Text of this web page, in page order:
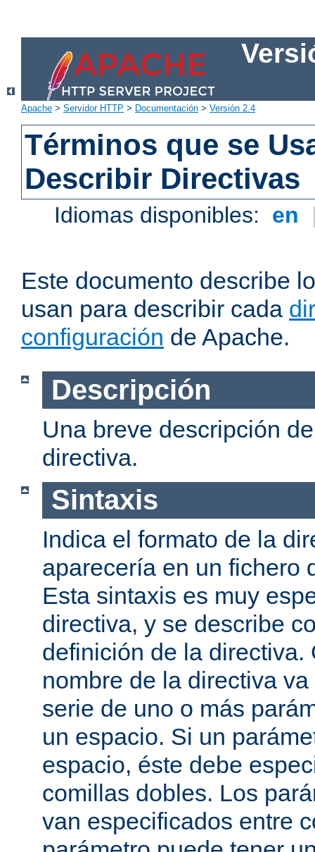
Apache > Servidor HTTP > Documentación > Versión 2.4
Términos que se
Describir Directivas
Idiomas disponibles: en
Este documento describe
usan para describir cada
configuración de Apache.
Descripción
Una breve descripción
directiva.
Sintaxis
Indica el formato de la
aparecería en un fichero
Esta sintaxis es muy
directiva, y se describe
definición de la directiva.
nombre de la directiva
serie de uno o más
un espacio. Si un
espacio, éste debe
comillas dobles. Los
van especificados entre